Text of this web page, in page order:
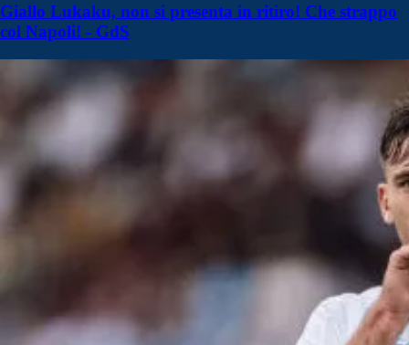
Giallo Lukaku, non si presenta in ritiro! Che strappo
col Napoli! - GdS